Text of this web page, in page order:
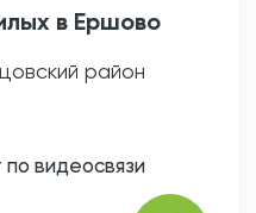
в Ершово
район
видеосвязи